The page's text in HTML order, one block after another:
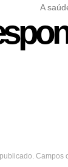
A
Campos